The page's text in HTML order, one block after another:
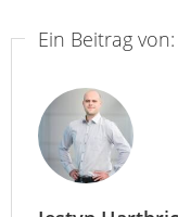
Ein Beitrag von: